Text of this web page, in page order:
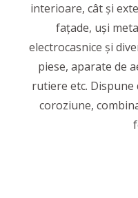
interioare, cât și
fațade, uși
electrocasnice și
piese, aparate de
rutiere etc. Dispune
coroziune,